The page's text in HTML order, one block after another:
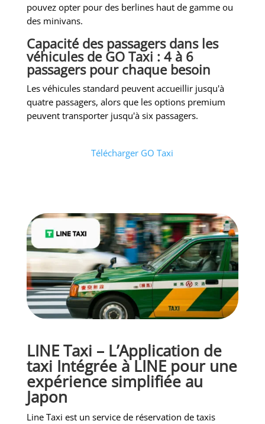
pouvez opter pour des berlines haut de gamme ou
des minivans.
Capacité des passagers dans les
véhicules de GO Taxi : 4 à 6
passagers pour chaque besoin
Les véhicules standard peuvent accueillir jusqu'à
quatre passagers, alors que les options premium
peuvent transporter jusqu'à six passagers.
Télécharger GO Taxi
LINE Taxi – L’Application de
taxi Intégrée à LINE pour une
expérience simplifiée au
Japon
Line Taxi est un service de réservation de taxis